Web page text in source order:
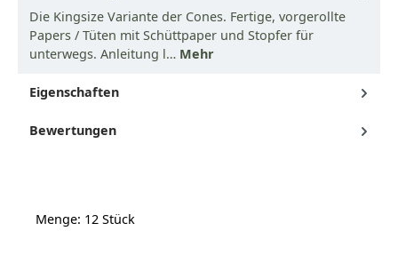
Die Kingsize Variante der Cones. Fertige, vorgerollte
Papers / Tüten mit Schüttpaper und Stopfer für
unterwegs. Anleitung l… Mehr
Eigenschaften
Bewertungen
Menge: 12 Stück